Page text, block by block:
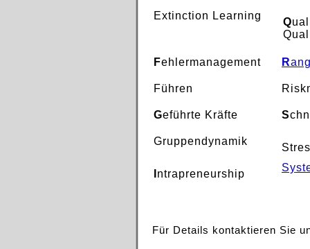
Extinction Learning
Q
Fehlermanagement R
Führen
Geführte Kräfte S
Gruppendynamik
ntrapreneurship
Für Details kontaktieren Sie